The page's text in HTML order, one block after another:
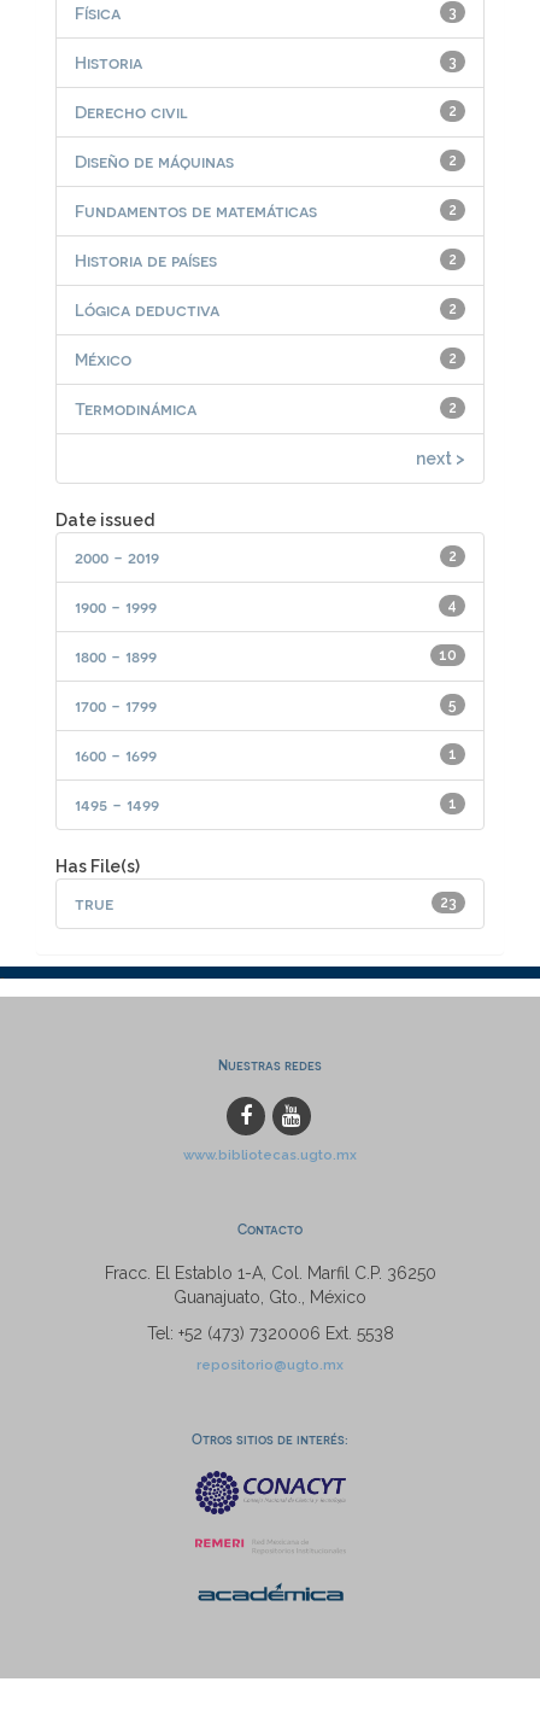
3
Física
3
Historia
2
Derecho civil
2
Diseño de máquinas
2
Fundamentos de matemáticas
2
Historia de países
2
Lógica deductiva
2
México
2
Termodinámica
next >
Date issued
2
2000 - 2019
4
1900 - 1999
10
1800 - 1899
5
1700 - 1799
1
1600 - 1699
1
1495 - 1499
Has File(s)
23
true
Nuestras redes
www.bibliotecas.ugto.mx
Contacto
Fracc. El Establo 1-A, Col. Marfil C.P. 36250
Guanajuato, Gto., México
Tel: +52 (473) 7320006 Ext. 5538
repositorio@ugto.mx
Otros sitios de interés: